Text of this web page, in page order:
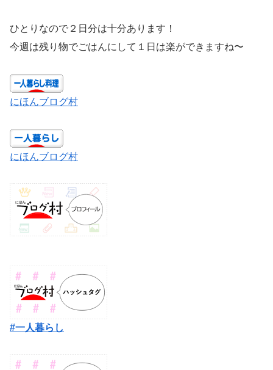
ひとりなので２日分は十分あります！
今週は残り物でごはんにして１日は楽ができますね〜
にほんブログ村
にほんブログ村
#一人暮らし